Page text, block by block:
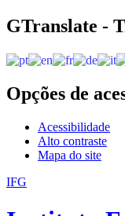
GTranslate -
Opções de
Acessibilidade
Alto contraste
Mapa do site
IFG